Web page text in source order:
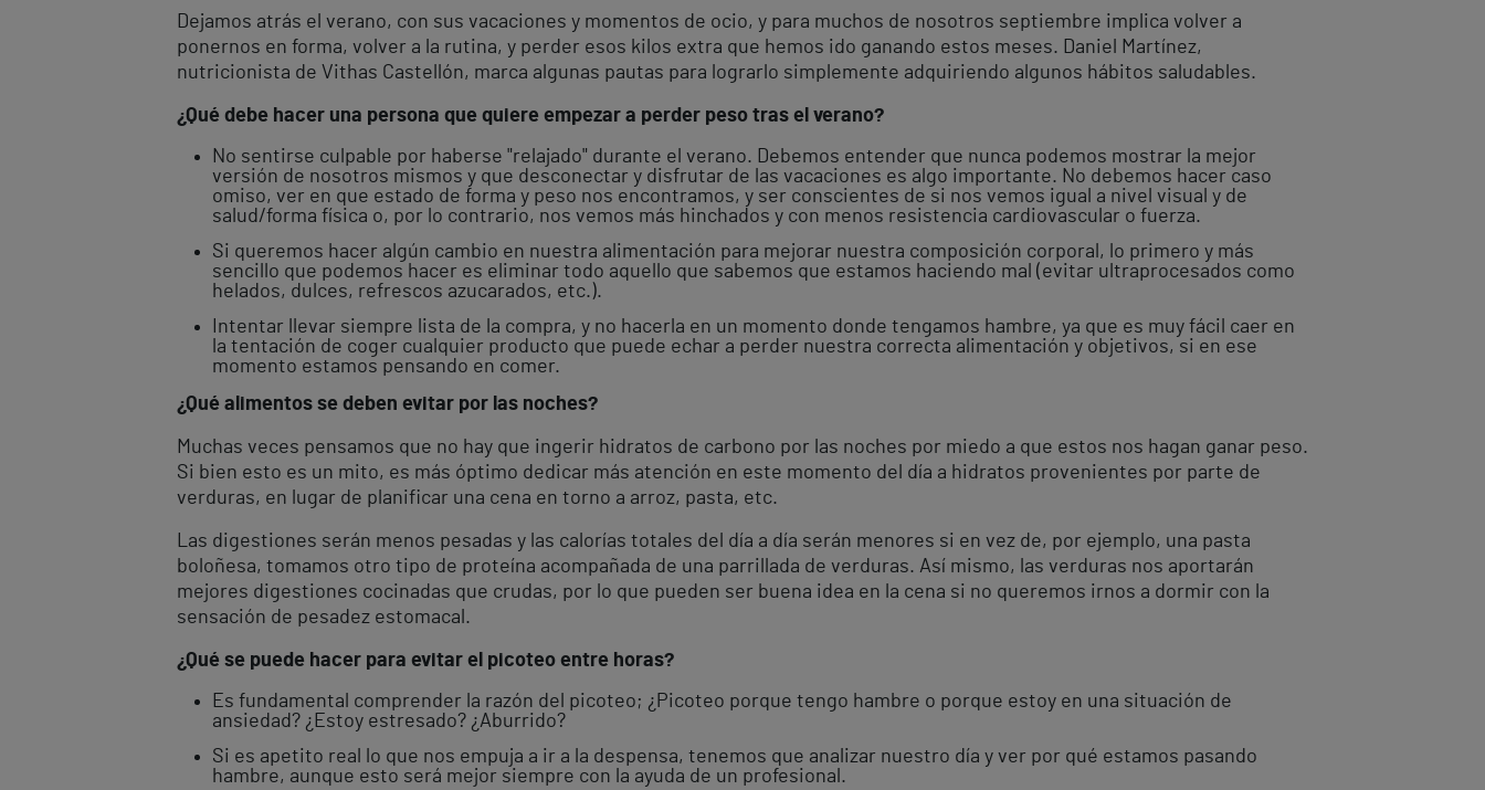
Dejamos atrás el verano, con sus vacaciones y momentos de ocio, y para muchos de nosotros septiembre implica volver a
ponernos en forma, volver a la rutina, y perder esos kilos extra que hemos ido ganando estos meses. Daniel Martínez,
nutricionista de Vithas Castellón, marca algunas pautas para lograrlo simplemente adquiriendo algunos hábitos saludables.
¿Qué debe hacer una persona que quiere empezar a perder peso tras el verano?
No sentirse culpable por haberse "relajado" durante el verano. Debemos entender que nunca podemos mostrar la mejor
versión de nosotros mismos y que desconectar y disfrutar de las vacaciones es algo importante. No debemos hacer caso
omiso, ver en que estado de forma y peso nos encontramos, y ser conscientes de si nos vemos igual a nivel visual y de
salud/forma física o, por lo contrario, nos vemos más hinchados y con menos resistencia cardiovascular o fuerza.
Si queremos hacer algún cambio en nuestra alimentación para mejorar nuestra composición corporal, lo primero y más
sencillo que podemos hacer es eliminar todo aquello que sabemos que estamos haciendo mal (evitar ultraprocesados como
helados, dulces, refrescos azucarados, etc.).
Intentar llevar siempre lista de la compra, y no hacerla en un momento donde tengamos hambre, ya que es muy fácil caer en
la tentación de coger cualquier producto que puede echar a perder nuestra correcta alimentación y objetivos, si en ese
momento estamos pensando en comer.
¿Qué alimentos se deben evitar por las noches?
Muchas veces pensamos que no hay que ingerir hidratos de carbono por las noches por miedo a que estos nos hagan ganar peso.
Si bien esto es un mito, es más óptimo dedicar más atención en este momento del día a hidratos provenientes por parte de
verduras, en lugar de planificar una cena en torno a arroz, pasta, etc.
Las digestiones serán menos pesadas y las calorías totales del día a día serán menores si en vez de, por ejemplo, una pasta
boloñesa, tomamos otro tipo de proteína acompañada de una parrillada de verduras. Así mismo, las verduras nos aportarán
mejores digestiones cocinadas que crudas, por lo que pueden ser buena idea en la cena si no queremos irnos a dormir con la
sensación de pesadez estomacal.
¿Qué se puede hacer para evitar el picoteo entre horas?
Es fundamental comprender la razón del picoteo; ¿Picoteo porque tengo hambre o porque estoy en una situación de
ansiedad? ¿Estoy estresado? ¿Aburrido?
Si es apetito real lo que nos empuja a ir a la despensa, tenemos que analizar nuestro día y ver por qué estamos pasando
hambre, aunque esto será mejor siempre con la ayuda de un profesional.